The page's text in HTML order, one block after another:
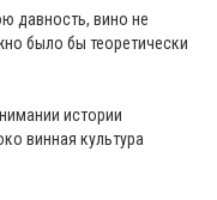
давность, вино не
было бы теоретически
истории
винная культура